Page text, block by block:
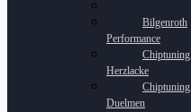
Bilgenroth
Performance
Chiptuning
Herzlacke
Chiptuning
Duelmen